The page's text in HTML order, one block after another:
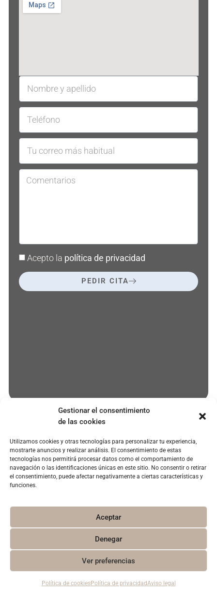
Gestionar el consentimiento
de las cookies
Utilizamos cookies y otras tecnologías para personalizar tu experiencia,
mostrarte anuncios y realizar análisis. El consentimiento de estas
tecnologías nos permitirá procesar datos como el comportamiento de
navegación o las identificaciones únicas en este sitio. No consentir o retirar
el consentimiento, puede afectar negativamente a ciertas características y
funciones.
Aceptar
Denegar
Ver preferencias
Política de cookiesPolítica de privacidadAviso legal
Acepto la política de privacidad
PEDIR CITA
paciente@clinicaoroa.com
915 77
67 47
EMPRESA
Quienes
somos
SERVICIOS
Microcarillas
dentales
Implantes
POLÍTICAS
Aviso legal
Política de